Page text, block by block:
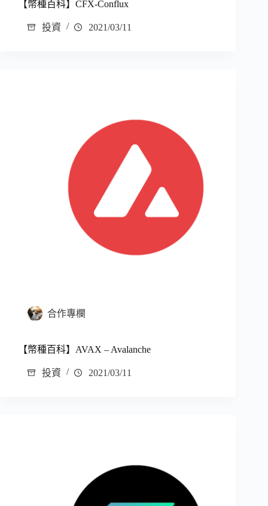
【幣種百科】CFX-Conflux
投資 2021/03/11
合作專欄
【幣種百科】AVAX – Avalanche
投資 2021/03/11